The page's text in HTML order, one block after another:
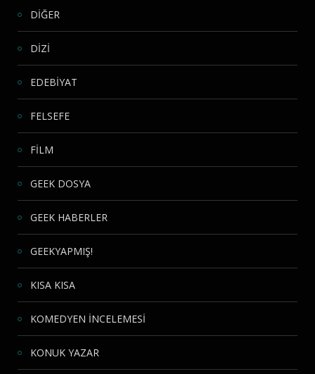
DİĞER
DİZİ
EDEBİYAT
FELSEFE
FİLM
GEEK DOSYA
GEEK HABERLER
GEEKYAPMIŞ!
KISA KISA
KOMEDYEN İNCELEMESİ
KONUK YAZAR